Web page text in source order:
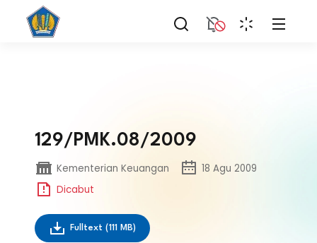
129/PMK.08/2009
Kementerian Keuangan
18 Agu 2009
Dicabut
Fulltext (111 MB)